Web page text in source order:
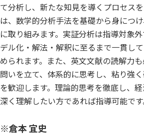
て分析し、新たな知見を導くプロセス
は、数学的分析手法を基礎から身につ
に取り組みます。実証分析は指導対象
デル化・解法・解釈に至るまで一貫し
められます。また、英文文献の読解力
問いを立て、体系的に思考し、粘り強
を歓迎します。理論的思考を徹底し、
深く理解したい方であれば指導可能です
※倉本 宜史